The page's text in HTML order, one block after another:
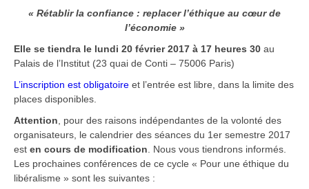
« Rétablir la confiance : replacer l’éthique au cœur de
l’économie »
Elle se tiendra le lundi 20 février 2017 à 17 heures 30 au
Palais de l’Institut (23 quai de Conti – 75006 Paris)
L’inscription est obligatoire et l’entrée est libre, dans la limite des
places disponibles.
Attention , pour des raisons indépendantes de la volonté des
organisateurs, le calendrier des séances du 1er semestre 2017
est en cours de modification . Nous vous tiendrons informés.
Les prochaines conférences de ce cycle « Pour une éthique du
libéralisme » sont les suivantes :